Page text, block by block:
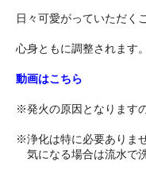
日々可愛がっていただく
心身ともに調整されます。
動画はこちら
※発火の原因となります
※浄化は特に必要ありませ
気になる場合は流水で